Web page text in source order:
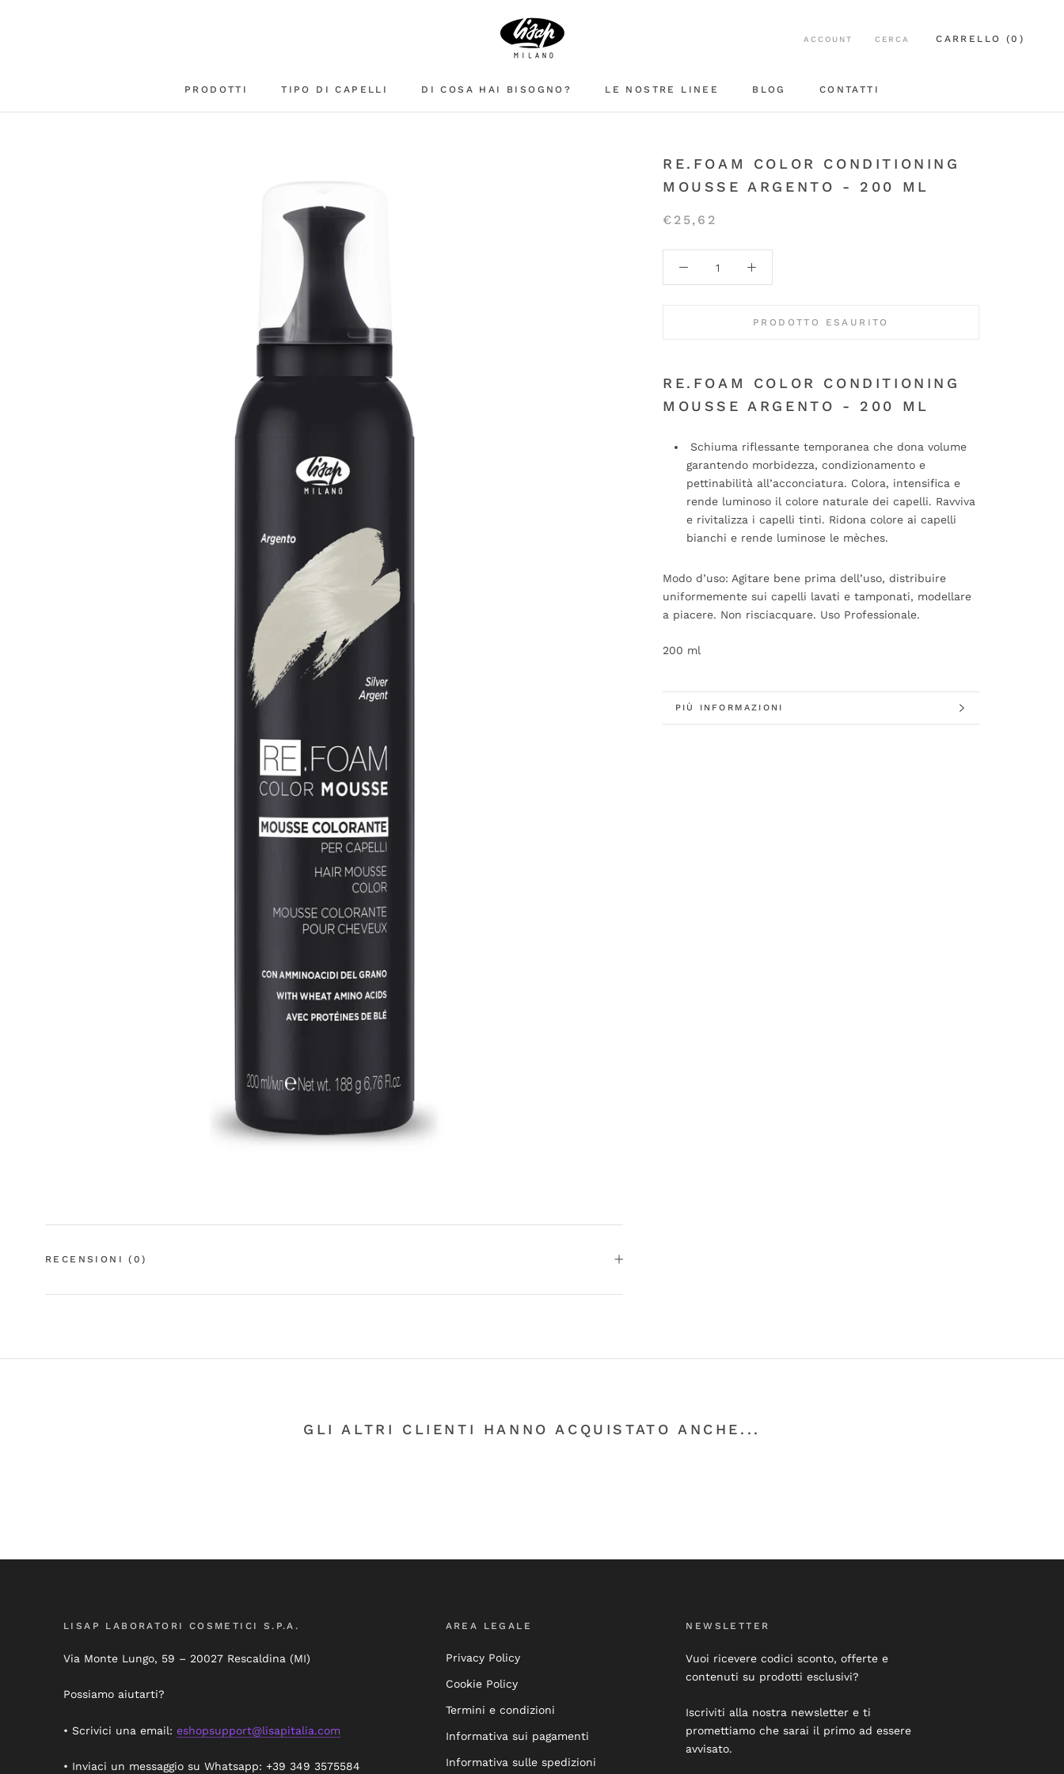
PRODOTTI TIPO DI CAPELLI DI COSA HAI BISOGNO? LE NOSTRE LINEE
BLOG
CONTATTI
ACCOUNT CERCA CARRELLO (0 )
RE.FOAM COLOR CONDITIONING
MOUSSE ARGENTO - 200 ML
€25,62
PRODOTTO ESAURITO
RE.FOAM COLOR CONDITIONING
MOUSSE ARGENTO - 200 ML
Schiuma riflessante temporanea che dona volume
garantendo morbidezza, condizionamento e
pettinabilità all’acconciatura. Colora, intensifica e
rende luminoso il colore naturale dei capelli. Ravviva
e rivitalizza i capelli tinti. Ridona colore ai capelli
bianchi e rende luminose le mèches.
Modo d’uso: Agitare bene prima dell’uso, distribuire
uniformemente sui capelli lavati e tamponati, modellare
a piacere. Non risciacquare. Uso Professionale.
200 ml
PIÙ INFORMAZIONI
GUARDA LE IMMAGINI
RECENSIONI(0)
GLI ALTRI CLIENTI HANNO ACQUISTATO ANCHE...
LISAP LABORATORI COSMETICI S.P.A.
Via Monte Lungo, 59 – 20027 Rescaldina (MI)
Possiamo aiutarti?
• Scrivici una email: eshopsupport@lisapitalia.com
• Inviaci un messaggio su Whatsapp: +39 349 3575584
AREA LEGALE
Privacy Policy
Cookie Policy
Termini e condizioni
Informativa sui pagamenti
Informativa sulle spedizioni
NEWSLETTER
Vuoi ricevere codici sconto, offerte e
contenuti su prodotti esclusivi?
Iscriviti alla nostra newsletter e ti
promettiamo che sarai il primo ad essere
avvisato.